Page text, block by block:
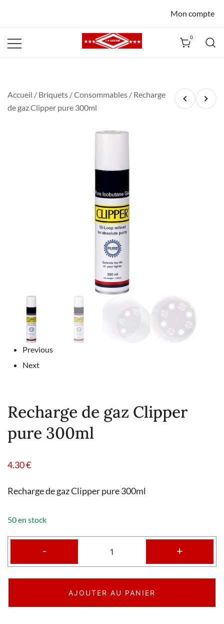
Mon compte
0
Accueil / Briquets /Consommables / Recharge
de gaz Clipper pure 300ml
Previous
Next
Recharge de gaz Clipper
pure 300ml
4.30€
Recharge de gaz Clipper pure 300ml
50 en stock
- +
AJOUTER AU PANIER